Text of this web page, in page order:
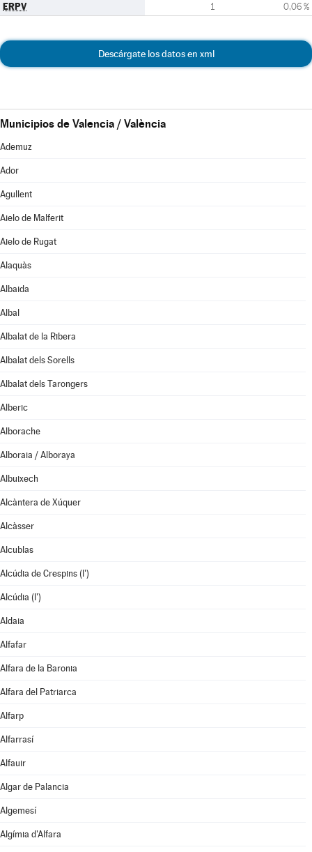
ERPV 1 0,06 %
Descárgate los datos en xml
Municipios de Valencia / València
Ademuz
Ador
Agullent
Aielo de Malferit
Aielo de Rugat
Alaquàs
Albaida
Albal
Albalat de la Ribera
Albalat dels Sorells
Albalat dels Tarongers
Alberic
Alborache
Alboraia / Alboraya
Albuixech
Alcàntera de Xúquer
Alcàsser
Alcublas
Alcúdia de Crespins (l')
Alcúdia (l')
Aldaia
Alfafar
Alfara de la Baronia
Alfara del Patriarca
Alfarp
Alfarrasí
Alfauir
Algar de Palancia
Algemesí
Algímia d'Alfara